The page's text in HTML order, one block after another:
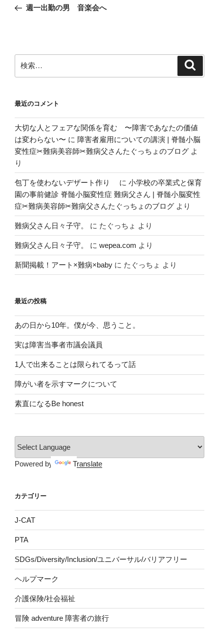
ナ
ー
シ
の
週一出勤の男 音楽会へ
索:
最近のコメント
大切な人とフェアな関係を育む 〜障害であなたの価値
は変わらない〜 に 障害者雇用についての講演 | 脊髄小脳
変性症✂︎難病美容師✂︎難病父さんたぐっちょのブログ よ
り
包丁を使わないデザート作り に 小学校の卒業式と保育
園の事前健診 脊髄小脳変性症 難病父さん | 脊髄小脳変性
症✂︎難病美容師✂︎難病父さんたぐっちょのブログ より
難病父さん日々子守。 に たぐっちょ より
難病父さん日々子守。 に wepea.com より
新聞掲載！アート×難病×baby に たぐっちょ より
最近の投稿
あの日から10年。僕が今、思うこと。
実は障害当事者市議会議員
1人で出来ることは限られてるって話
障がい者を示すマークについて
素直になるBe honest
Powered by Translate
カテゴリー
J-CAT
PTA
SDGs/Diversity/Inclusion/ユニバーサル/バリアフリー
ヘルプマーク
介護保険/社会福祉
冒険 adventure 障害者の旅行